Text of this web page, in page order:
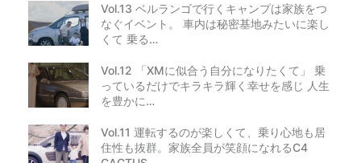
Vol.13 ベルランゴで行くキャンプは家族をつ
なぐイベント。 車内は秘密基地みたいに楽し
くて 乗る…
Vol.12 「XMに似合う自分になりたくて」 乗
っているだけでキラキラ輝く幸せを感じ 人生
を豊かに…
Vol.11 運転するのが楽しくて、乗り心地も居
住性も抜群。家族全員が笑顔になれるC4